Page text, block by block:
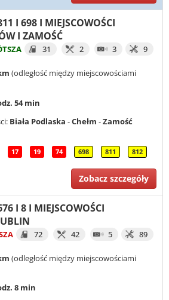
I 698 I MIEJSCOWOŚCI
I ZAMOŚĆ
31 2 3 9
(odległość między miejscowościami
54 min
Biała Podlaska -Chełm -Zamość
17 19 74 698 811 812
Zobacz szczegóły
I 8 I MIEJSCOWOŚCI
72 42 5 89
(odległość między miejscowościami
8 min